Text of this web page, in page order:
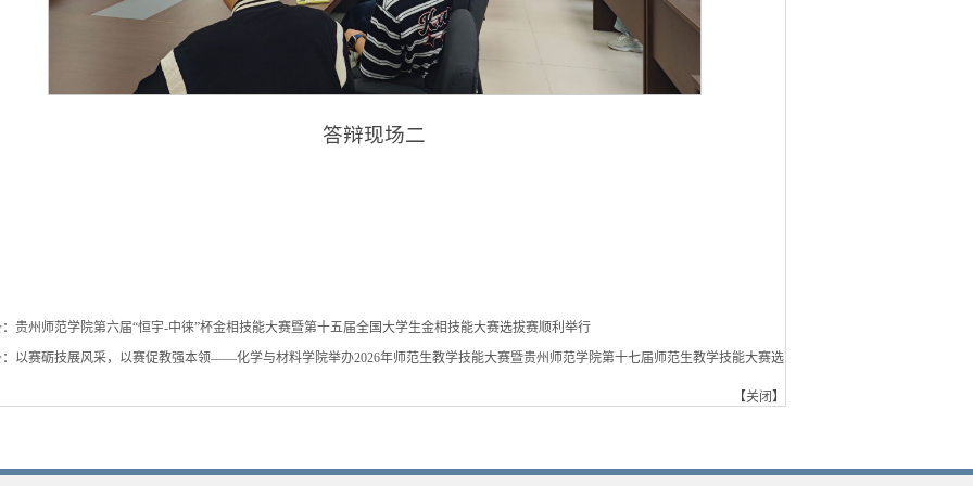
答辩现场二
贵州师范学院第六届“恒宇-中徕”杯金相技能大赛暨第十五届全国大学生金相技能大赛选拔赛顺利举行
以赛砺技展风采，以赛促教强本领——化学与材料学院举办2026年师范生教学技能大赛暨贵州师范学院第十七届师范生教学技能大赛选
【关闭 】